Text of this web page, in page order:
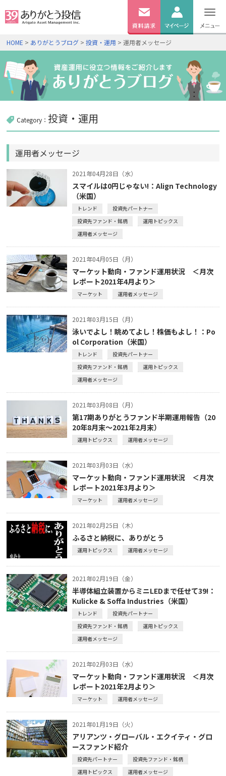
無料資料
請求
ログイン
HOME > ありがとうブログ >投資・運用 > 運用者メッセージ
Category：投資・運用
運用者メッセージ
2021年04月28日（水）
スマイルは0円じゃない!：Align Technology
（米国）
トレンド
投資先パートナー
投資先ファンド・銘柄
運用トピックス
運用者メッセージ
2021年04月05日（月）
マーケット動向・ファンド運用状況 ＜月次
レポート2021年4月より＞
マーケット 運用者メッセージ
2021年03月15日（月）
泳いでよし！眺めてよし！株価もよし！：Po
ol Corporation（米国）
トレンド
投資先パートナー
投資先ファンド・銘柄
運用トピックス
運用者メッセージ
2021年03月08日（月）
第17期ありがとうファンド半期運用報告（20
20年8月末～2021年2月末）
運用トピックス 運用者メッセージ
2021年03月03日（水）
マーケット動向・ファンド運用状況 ＜月次
レポート2021年3月より＞
マーケット 運用者メッセージ
2021年02月25日（木）
ふるさと納税に、ありがとう
運用トピックス 運用者メッセージ
2021年02月19日（金）
半導体組立装置からミニLEDまで任せて39!：
Kulicke & Soffa Industries（米国）
トレンド
投資先パートナー
投資先ファンド・銘柄
運用トピックス
運用者メッセージ
2021年02月03日（水）
マーケット動向・ファンド運用状況 ＜月次
レポート2021年2月より＞
マーケット 運用者メッセージ
2021年01月19日（火）
アリアンツ・グローバル・エクイティ・グロ
ースファンド紹介
投資先パートナー
投資先ファンド・銘柄
運用トピックス
運用者メッセージ